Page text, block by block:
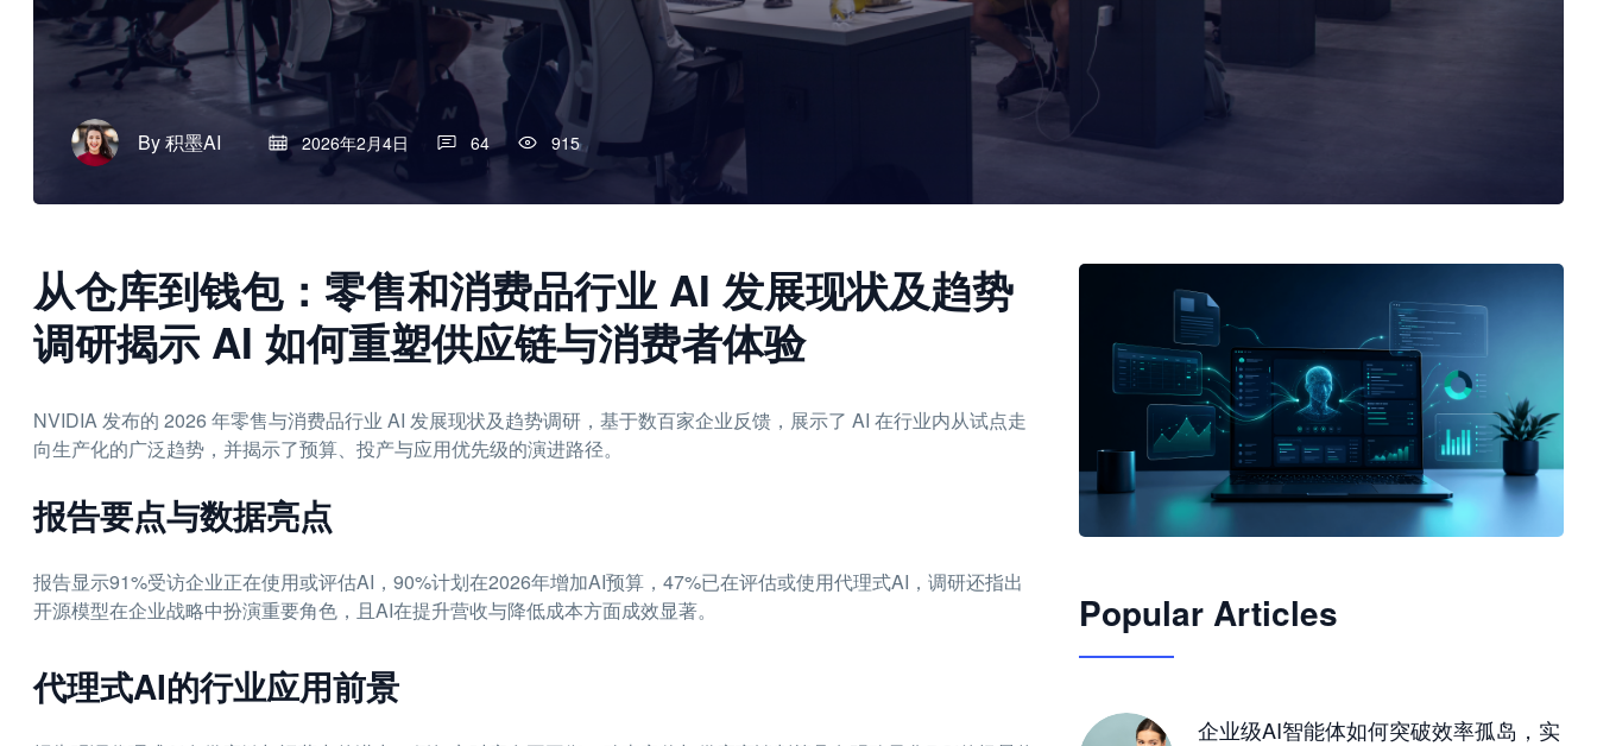
By积墨AI 2026年2月4日 64 915
从仓库到钱包：零售和消费品行业 AI 发展现状及趋势
调研揭示 AI 如何重塑供应链与消费者体验
NVIDIA 发布的 2026 年零售与消费品行业 AI 发展现状及趋势调研，基于数百家企业反馈，展示了 AI 在行业内从试点走
向生产化的广泛趋势，并揭示了预算、投产与应用优先级的演进路径。
报告要点与数据亮点
报告显示91%受访企业正在使用或评估AI，90%计划在2026年增加AI预算，47%已在评估或使用代理式AI，调研还指出
开源模型在企业战略中扮演重要角色，且AI在提升营收与降低成本方面成效显著。
代理式AI的行业应用前景
JimoClaw 桌面 AI Agent 工作台
Popular Articles
企业级AI智能体如何突破效率孤岛，实